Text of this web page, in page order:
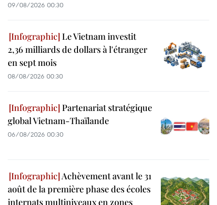
09/08/2026 00:30
Le Vietnam investit
2,36 milliards de dollars à l'étranger
en sept mois
08/08/2026 00:30
Partenariat stratégique
global Vietnam-Thaïlande
06/08/2026 00:30
Achèvement avant le 31
août de la première phase des écoles
internats multiniveaux en zones